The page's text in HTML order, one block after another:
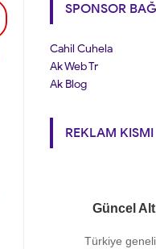
SPONSOR
Cahil Cuhela
Ak Web Tr
Ak Blog
REKLAM KISMI
Güncel
Türkiye